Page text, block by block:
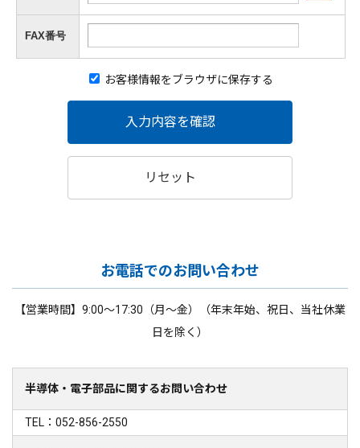
FAX番号
お客様情報をブラウザに保存する
入力内容を確認
リセット
お電話でのお問い合わせ
【営業時間】9:00～17:30（月～金）（年末年始、祝日、当社休業
日を除く）
半導体・電子部品に関するお問い合わせ
TEL：052-856-2550